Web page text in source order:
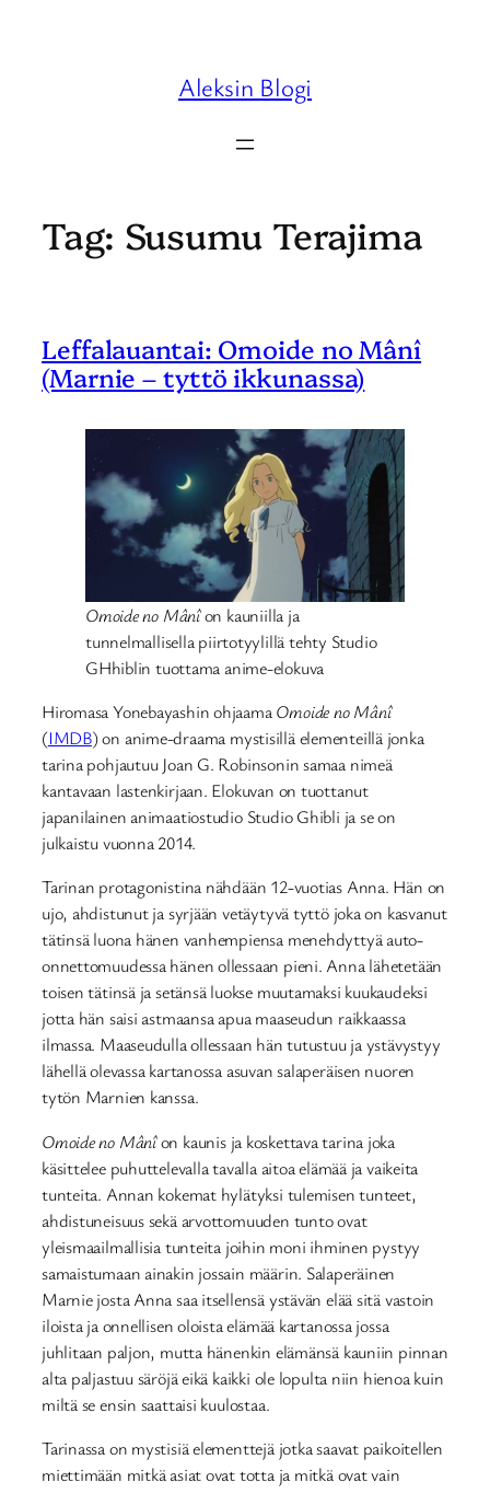
Aleksin Blogi
Tag: Susumu Terajima
Leffalauantai: Omoide no Mânî
(Marnie – tyttö ikkunassa)
Omoide no Mânîon kauniilla ja
tunnelmallisella piirtotyylillä tehty Studio
GHhiblin tuottama anime-elokuva
Hiromasa Yonebayashin ohjaamaOmoide no Mânî
(IMDB) on anime-draama mystisillä elementeillä jonka
tarina pohjautuu Joan G. Robinsonin samaa nimeä
kantavaan lastenkirjaan. Elokuvan on tuottanut
japanilainen animaatiostudio Studio Ghibli ja se on
julkaistu vuonna 2014.
Tarinan protagonistina nähdään 12-vuotias Anna. Hän on
ujo, ahdistunut ja syrjään vetäytyvä tyttö joka on kasvanut
tätinsä luona hänen vanhempiensa menehdyttyä auto-
onnettomuudessa hänen ollessaan pieni. Anna lähetetään
toisen tätinsä ja setänsä luokse muutamaksi kuukaudeksi
jotta hän saisi astmaansa apua maaseudun raikkaassa
ilmassa. Maaseudulla ollessaan hän tutustuu ja ystävystyy
lähellä olevassa kartanossa asuvan salaperäisen nuoren
tytön Marnien kanssa.
Omoide no Mânîon kaunis ja koskettava tarina joka
käsittelee puhuttelevalla tavalla aitoa elämää ja vaikeita
tunteita. Annan kokemat hylätyksi tulemisen tunteet,
ahdistuneisuus sekä arvottomuuden tunto ovat
yleismaailmallisia tunteita joihin moni ihminen pystyy
samaistumaan ainakin jossain määrin. Salaperäinen
Marnie josta Anna saa itsellensä ystävän elää sitä vastoin
iloista ja onnellisen oloista elämää kartanossa jossa
juhlitaan paljon, mutta hänenkin elämänsä kauniin pinnan
alta paljastuu säröjä eikä kaikki ole lopulta niin hienoa kuin
miltä se ensin saattaisi kuulostaa.
Tarinassa on mystisiä elementtejä jotka saavat paikoitellen
miettimään mitkä asiat ovat totta ja mitkä ovat vain